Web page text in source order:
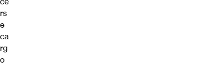
rs
e
ca
rg
o